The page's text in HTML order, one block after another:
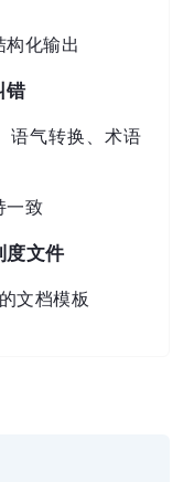
化输出
错
气转换、术语
一致
文件
文档模板